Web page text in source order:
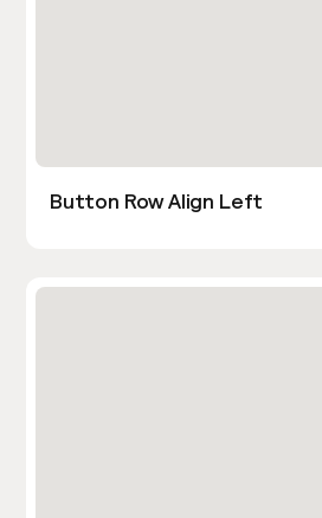
Button Row Align Left